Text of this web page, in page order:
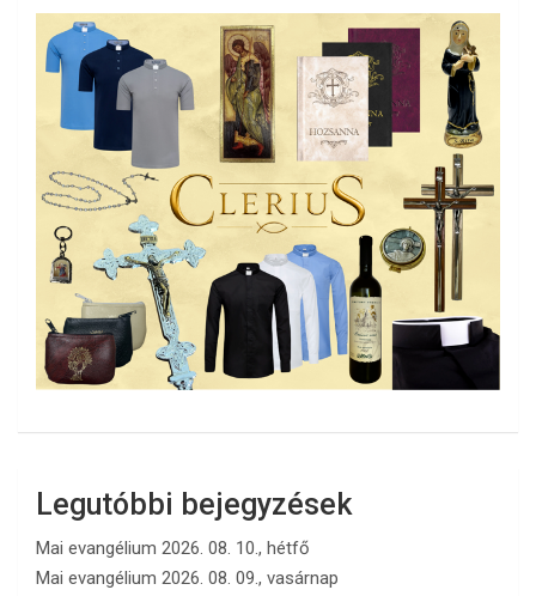
Legutóbbi bejegyzések
Mai evangélium 2026. 08. 10., hétfő
Mai evangélium 2026. 08. 09., vasárnap